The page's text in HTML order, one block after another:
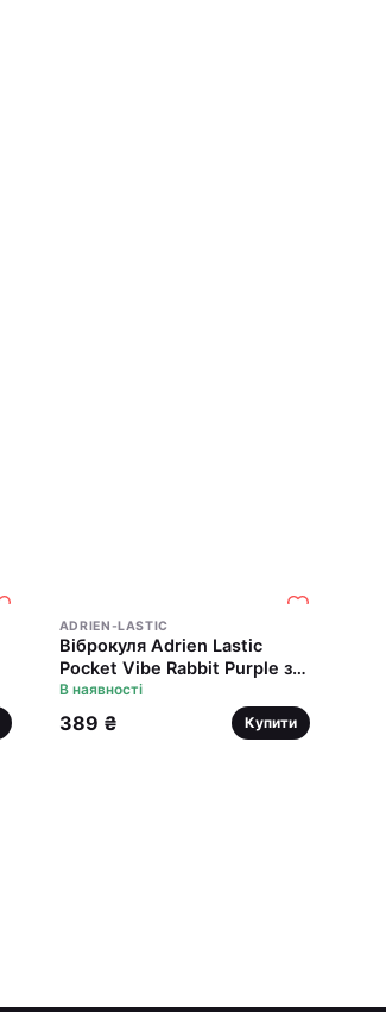
ADRIEN-LASTIC
Віброкуля Adrien Lastic
Pocket Vibe Rabbit Purple зі
стимулювальними вушками
В наявності
389 ₴ Купити